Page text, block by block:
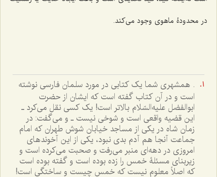
در محدودۀ ماهوی وجود می‌کند.
. همشهری شما یک کتابی در مورد سلمان فارسی نوشته
است و در آن کتاب گفته است که ایشان از حضرت
ابوالفضل علیه‌السّلام بالاتر است! یک کسی نقل می‌کرد ـ
این قضیه واقعی است و شوخی نیست ـ و می‌گفت: در
زمان شاه در یکی از مساجد خیابان شوش طهران که امام
جماعت آنجا هم آدم بدی نبود، یکی از این آخوندهای
امروزی در دهه‌ای منبر می‌رفت و صحبت می‌کرده است و
زیربنای مسئلۀ خمس را زده بوده است و گفته بوده است
که اصلاً معلوم نیست که خمس چیست و ساختگی است!